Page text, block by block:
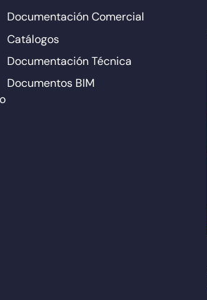
Documentación Comercial
Catálogos
Documentación Técnica
Documentos BIM